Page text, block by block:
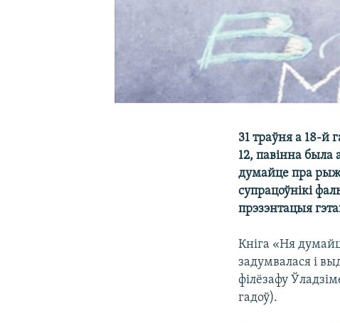
31 траўня а 18-й
12, павінна была
думайце пра
супрацоўнікі
прэзэнтацыя
Кніга «Ня
задумвалася і
філёзафу
гадоў).